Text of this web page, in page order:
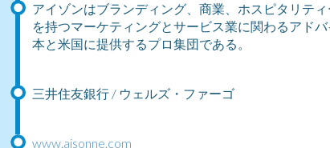
アイゾンはブランディング、商業、ホスピタリテ
を持つマーケティングとサービス業に関わるアド
本と米国に提供するプロ集団である。
三井住友銀行 / ウェルズ・ファーゴ
www.aisonne.com